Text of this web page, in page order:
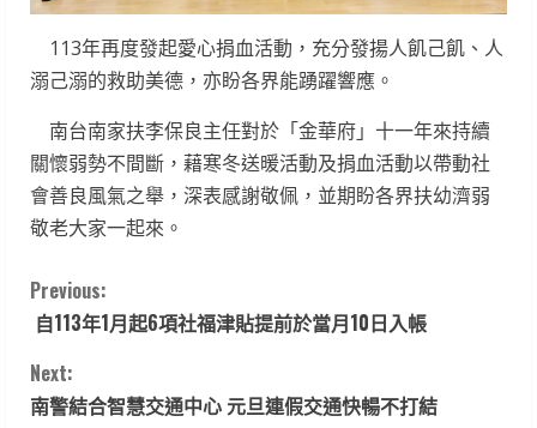
113年再度發起愛心捐血活動，充分發揚人飢己飢、人
溺己溺的救助美德，亦盼各界能踴躍響應。
南台南家扶李保良主任對於「金華府」十一年來持續
關懷弱勢不間斷，藉寒冬送暖活動及捐血活動以帶動社
會善良風氣之舉，深表感謝敬佩，並期盼各界扶幼濟弱
敬老大家一起來。
C
o
n
Previous:
自113年1月起6項社福津貼提前於當月10日入帳
Next:
南警結合智慧交通中心 元旦連假交通快暢不打結